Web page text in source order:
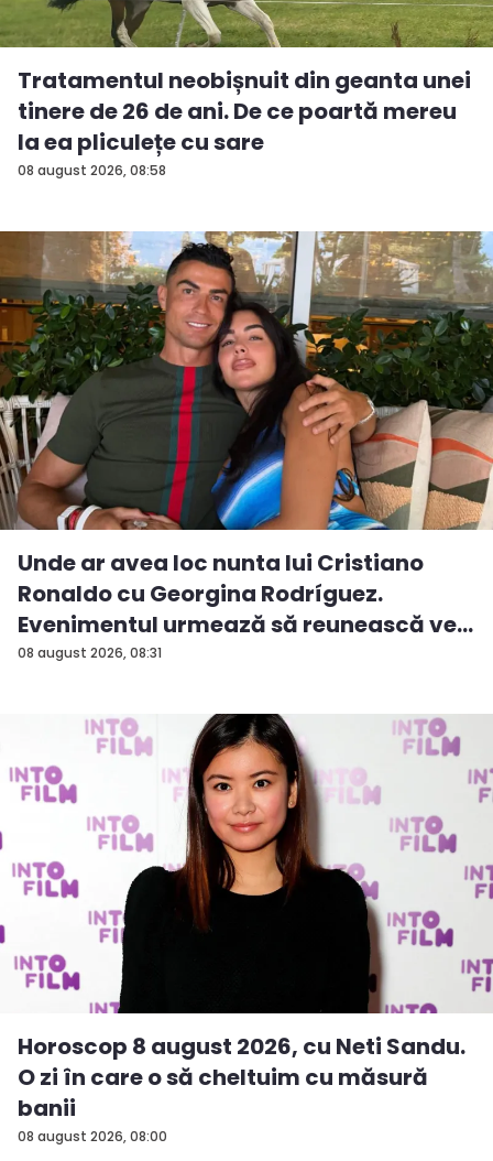
08 august 2026, 08:58
Tratamentul neobișnuit din geanta unei
tinere de 26 de ani. De ce poartă mereu
la ea pliculețe cu sare
08 august 2026, 08:31
Unde ar avea loc nunta lui Cristiano
Ronaldo cu Georgina Rodríguez.
Evenimentul urmează să reunească ve...
08 august 2026, 08:00
Horoscop 8 august 2026, cu Neti Sandu.
O zi în care o să cheltuim cu măsură
banii